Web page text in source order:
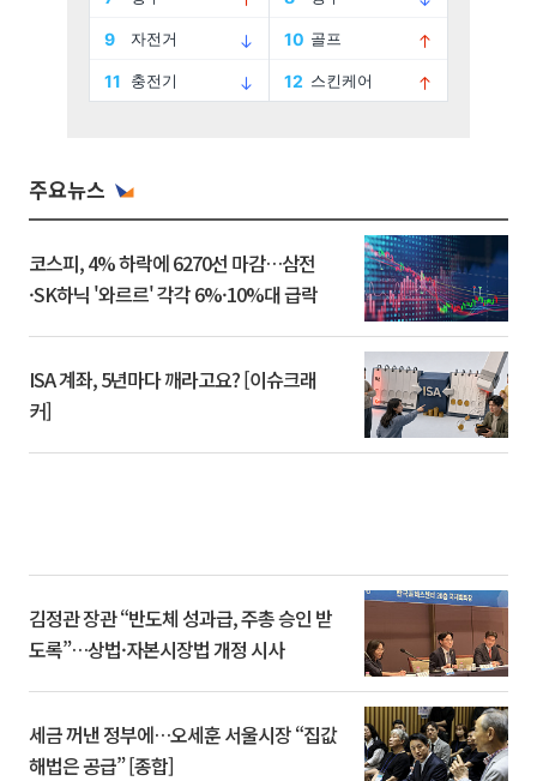
주요뉴스
코스피, 4% 하락에 6270선 마감…삼전
·SK하닉 '와르르' 각각 6%·10%대 급락
ISA 계좌, 5년마다 깨라고요? [이슈크래
커]
김정관 장관 “반도체 성과급, 주총 승인 받
도록”…상법·자본시장법 개정 시사
세금 꺼낸 정부에…오세훈 서울시장 “집값
해법은 공급” [종합]